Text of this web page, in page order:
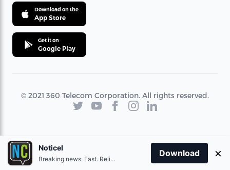
Download on the
App Store
Get it on
Google Play
© 2021 360 Telecom Corporation. All rights reserved.
Noticel
Breaking news. Fast. Reliable.
Download ×